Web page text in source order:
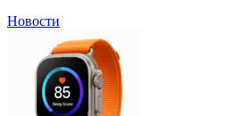
Новости